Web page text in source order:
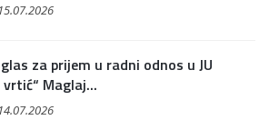
15.07.2026
za prijem u radni odnos u JU
vrtić“ Maglaj...
14.07.2026